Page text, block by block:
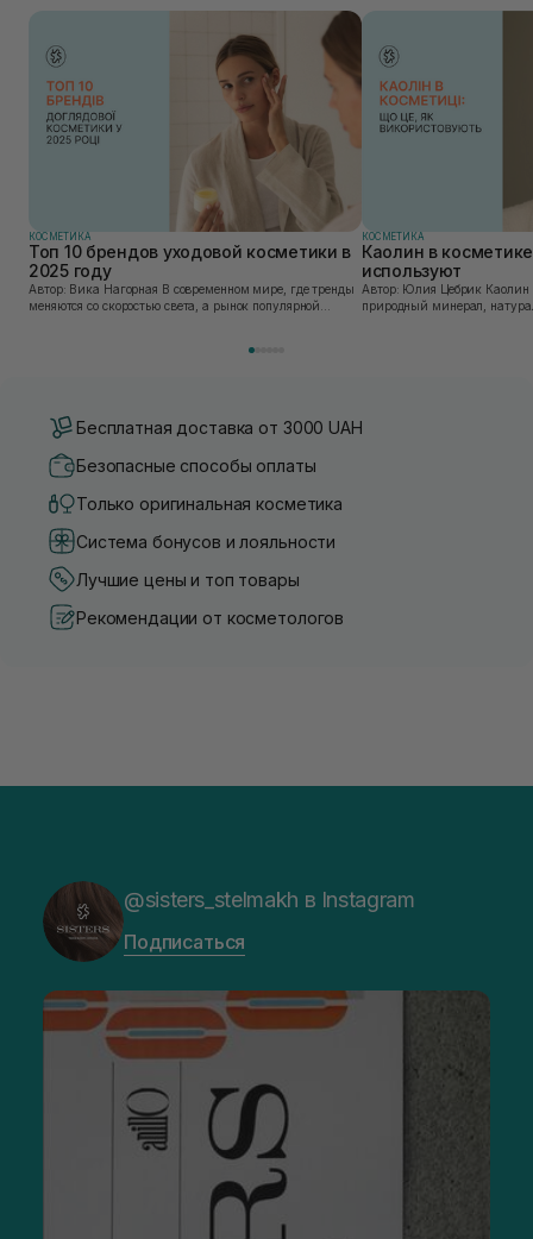
КОСМЕТИКА
Топ 10 брендов уходовой косметики в
2025 году
Автор: Вика Нагорная В современном мире, где тренды
меняются со скоростью света, а рынок популярной
КОСМЕТИКА
Каолин в
используют
Автор: Юлия Цебрик Каолин в косметологии – это
природный минерал,
Бесплатная доставка от 3000 UAH
Безопасные способы оплаты
Только оригинальная косметика
Система бонусов и лояльности
Лучшие цены и топ товары
Рекомендации от косметологов
@sisters_stelmakh в Instagram
Подписаться